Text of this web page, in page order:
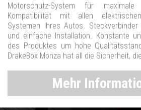
Motorschutz-System für maximale
Kompatibilität mit allen
Systemen Ihres Autos.
und einfache Installation. Konstante
des Produktes um hohe
DrakeBox Monza hat all die Sicherheit,
Mehr